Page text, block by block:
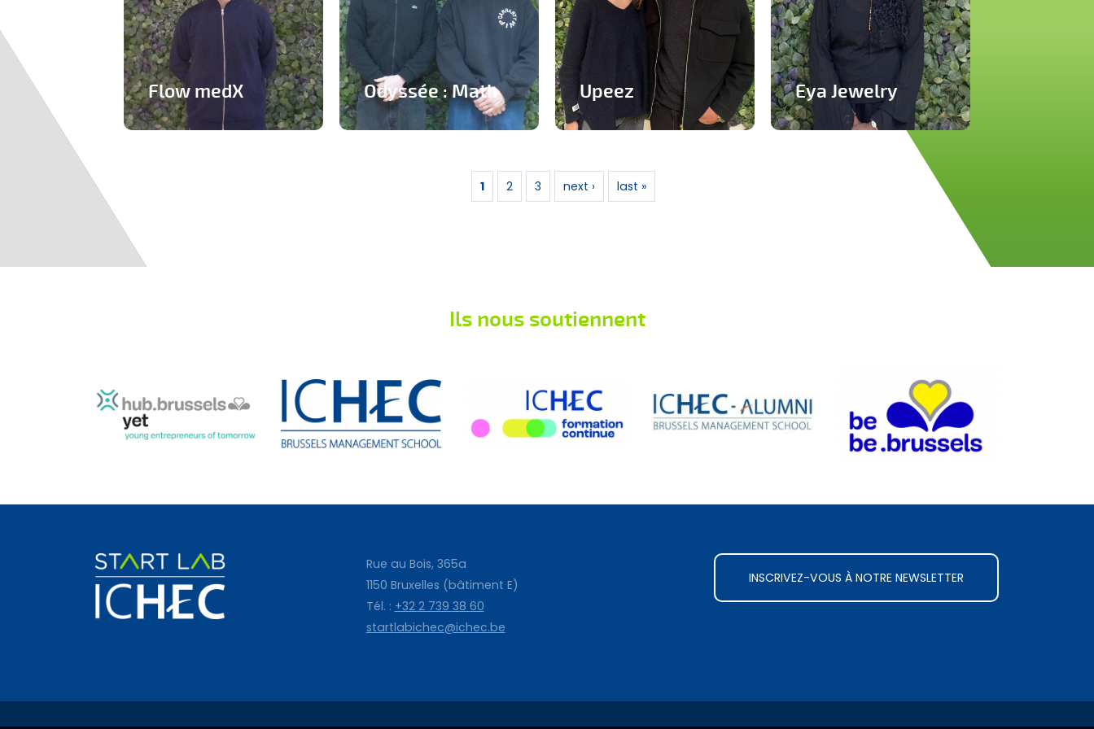
Flow medX Odyssée : Math Upeez
En savoir plus
Eya Jewelry
1 2 3 next › last »
Ils nous soutiennent
Rue au Bois, 365a
1150 Bruxelles (bâtiment E)
Tél. : +32 2 739 38 60
startlabichec@ichec.be
INSCRIVEZ-VOUS À NOTRE NEWSLETTER